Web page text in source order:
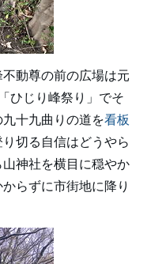
動尊の前の広場は元
ひじり峰祭り」でそ
十九曲りの道を看板
切る自信はどうやら
神社を横目に穏やか
らずに市街地に降り